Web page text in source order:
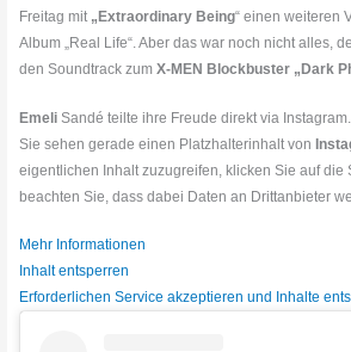
Freitag mit „Extraordinary Being“ einen weiteren
Album „Real Life“. Aber das war noch nicht alles,
den Soundtrack zum X-MEN Blockbuster „Dark
Emeli Sandé teilte ihre Freude direkt via Instagram.
Sie sehen gerade einen Platzhalterinhalt von
eigentlichen Inhalt zuzugreifen, klicken Sie auf die
beachten Sie, dass dabei Daten an Drittanbieter
Mehr Informationen
Inhalt entsperren
Erforderlichen Service akzeptieren und Inhalte